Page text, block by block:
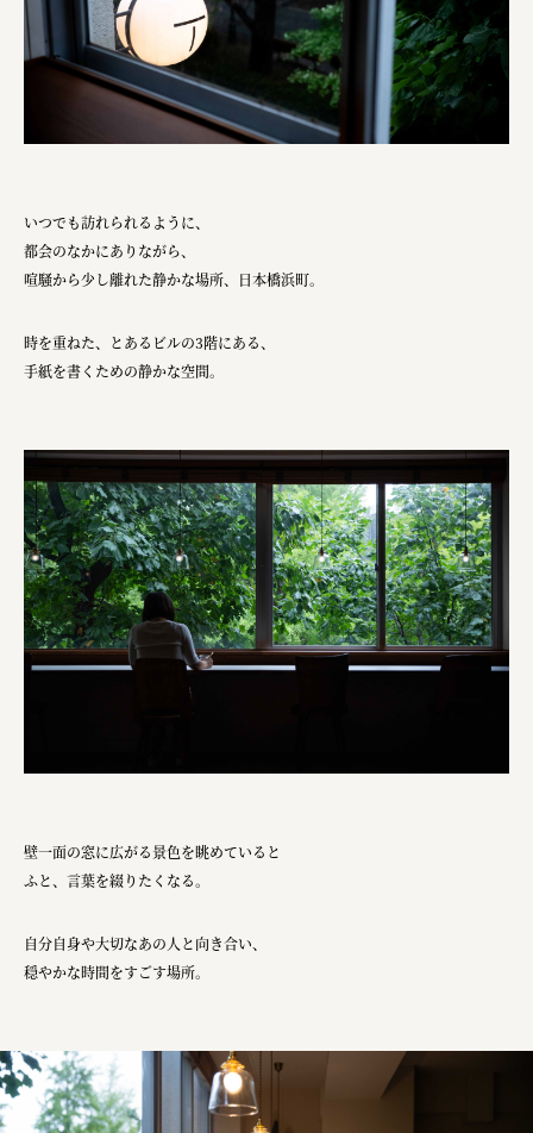
株式会社ドリームプラザ
GOEMON
株式会社ヤマサン
株式会社 マツバラ
アトラス化成
株式会社 中日ステンドアート
DEAR FRIEND'S
株式会社ポーラ
一般財団法人 伝統的工芸品産業振興協会
株式会社池田泉州銀行
岡野バルブ製造株式会社
株式会社ふくや
三井不動産株式会社
キッコーマン食品株式会社
株式会社リビタ
株式会社 照沼
食処くさの根
いつでも訪れられるように、
都会のなかにありながら、
喧騒から少し離れた静かな場所、日本橋浜町。
時を重ねた、とあるビルの3階にある、
手紙を書くための静かな空間。
壁一面の窓に広がる景色を眺めていると
ふと、言葉を綴りたくなる。
自分自身や大切なあの人と向き合い、
穏やかな時間をすごす場所。